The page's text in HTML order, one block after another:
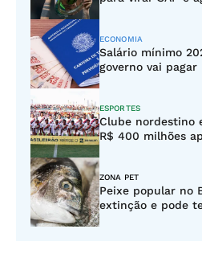
ECONOMIA
Salário mínimo
governo vai pagar
ESPORTES
Clube nordestino
R$ 400 milhões
ZONA PET
Peixe popular no
extinção e pode